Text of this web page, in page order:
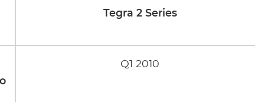
Tegra 2 Series
Q1 2010